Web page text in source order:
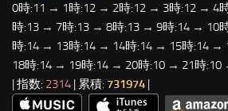
0時:11 → 1時:12 → 2時:12 → 3時:12 → 4
時:13 → 7時:13 → 8時:13 → 9時:14 → 10
時:14 → 13時:14 → 14時:14 → 15時:14 →
18時:14 → 19時:14 → 20時:10 → 21時:10
| 指数: 2314 | 累積: 731974 |